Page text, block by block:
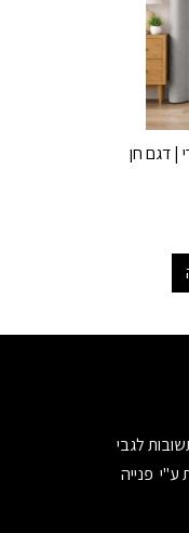
| דגם חן
לגבי
פנייה